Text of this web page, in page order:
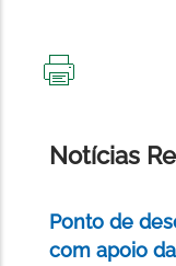
Notícias
Ponto de
com apoio